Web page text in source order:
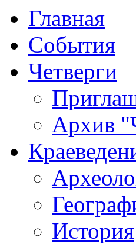
Главная
События
Четверги
Архив
История